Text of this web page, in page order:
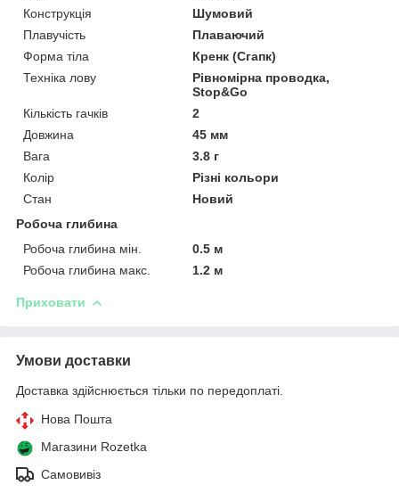
Конструкція
Шумовий
Плавучість
Плаваючий
Форма тіла
Кренк (Сгапк)
Техніка лову
Рівномірна проводка,
Stop&Go
Кількість гачків
2
Довжина
45 мм
Вага
3.8 г
Колір
Різні кольори
Стан
Новий
Робоча глибина
Робоча глибина мін.
0.5 м
Робоча глибина макс.
1.2 м
Приховати
Умови доставки
Доставка здійснюється тільки по передоплаті.
Нова Пошта
Магазини Rozetka
Самовивіз